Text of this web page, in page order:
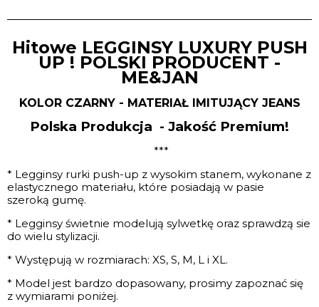
Hitowe LEGGINSY LUXURY PUSH
UP ! POLSKI PRODUCENT -
ME&JAN
KOLOR CZARNY - MATERIAŁ IMITUJĄCY JEANS
Polska Produkcja - Jakość Premium!
***
* Legginsy rurki push-up z wysokim stanem, wykonane z
elastycznego materiału, które posiadają w pasie
szeroką gumę.
* Legginsy świetnie modelują sylwetkę oraz sprawdzą sie
do wielu stylizacji.
* Występują w rozmiarach: XS, S, M, L i XL.
* Model jest bardzo dopasowany, prosimy zapoznać się
z wymiarami poniżej.